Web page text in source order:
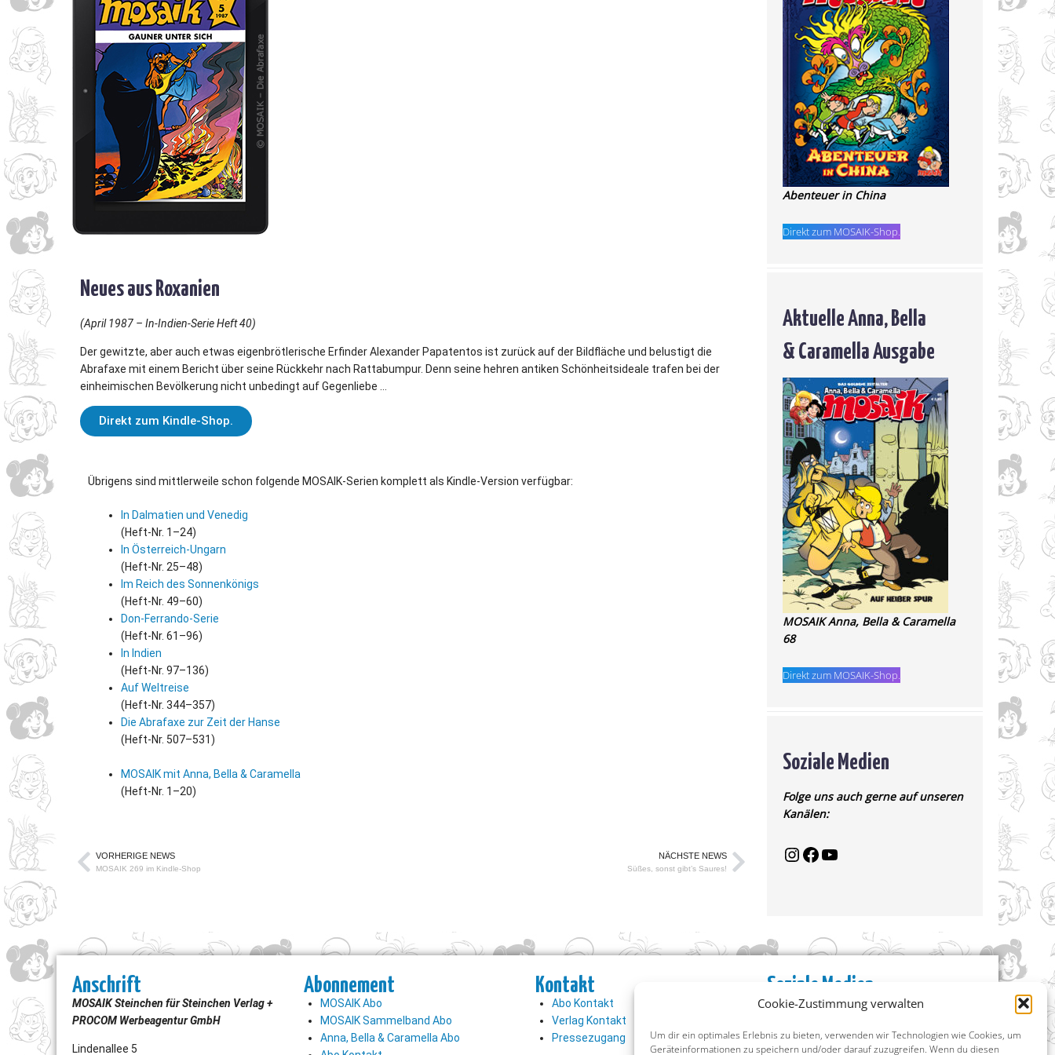
Cookie-Zustimmung verwalten
Um dir ein optimales Erlebnis zu bieten, verwenden wir Technologien wie Cookies, um
Geräteinformationen zu speichern und/oder darauf zuzugreifen. Wenn du diesen
Neues aus Roxanien
(April 1987 – In-Indien-Serie Heft 40)
Der gewitzte, aber auch etwas eigenbrötlerische Erfinder Alexander Papatentos ist zurück auf der Bildfläche und belustigt die
Abrafaxe mit einem Bericht über seine Rückkehr nach Rattabumpur. Denn seine hehren antiken Schönheitsideale trafen bei der
einheimischen Bevölkerung nicht unbedingt auf Gegenliebe …
Direkt zum Kindle-Shop.
Übrigens sind mittlerweile schon folgende MOSAIK-Serien komplett als Kindle-Version verfügbar:
In Dalmatien und Venedig
(Heft-Nr. 1–24)
In Österreich-Ungarn
(Heft-Nr. 25–48)
Im Reich des Sonnenkönigs
(Heft-Nr. 49–60)
Don-Ferrando-Serie
(Heft-Nr. 61–96)
In Indien
(Heft-Nr. 97–136)
Auf Weltreise
(Heft-Nr. 344–357)
Die Abrafaxe zur Zeit der Hanse
(Heft-Nr. 507–531)
MOSAIK mit Anna, Bella & Caramella
(Heft-Nr. 1–20)
VORHERIGE NEWS
MOSAIK 269 im Kindle-Shop
NÄCHSTE NEWS
Süßes, sonst gibt’s Saures!
Abenteuer in China
Direkt zum MOSAIK-Shop.
Aktuelle Anna, Bella
& Caramella Ausgabe
MOSAIK Anna, Bella & Caramella
68
Direkt zum MOSAIK-Shop.
Soziale Medien
Folge uns auch gerne auf unseren
Kanälen:
Anschrift
MOSAIK Steinchen für Steinchen Verlag +
PROCOM Werbeagentur GmbH
Lindenallee 5
Abonnement
MOSAIK Abo
MOSAIK Sammelband Abo
Anna, Bella & Caramella Abo
Kontakt
Abo Kontakt
Verlag Kontakt
Pressezugang
Soziale Medien
Facebook
X (ehemals Twitter)